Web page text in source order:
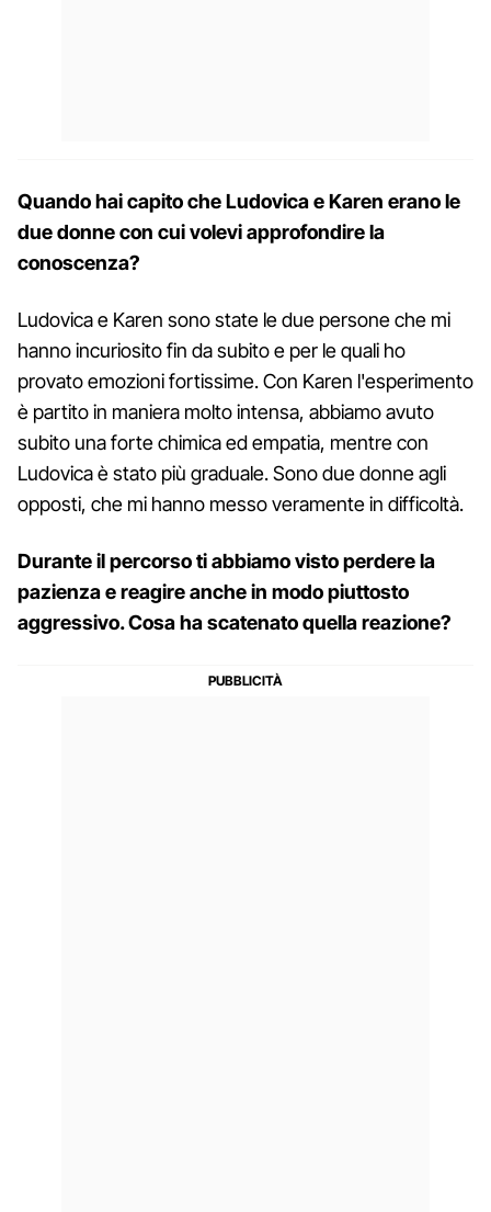
Quando hai capito che Ludovica e Karen erano le
due donne con cui volevi approfondire la
conoscenza?
Ludovica e Karen sono state le due persone che mi
hanno incuriosito fin da subito e per le quali ho
provato emozioni fortissime. Con Karen l'esperimento
è partito in maniera molto intensa, abbiamo avuto
subito una forte chimica ed empatia, mentre con
Ludovica è stato più graduale. Sono due donne agli
opposti, che mi hanno messo veramente in difficoltà.
Durante il percorso ti abbiamo visto perdere la
pazienza e reagire anche in modo piuttosto
aggressivo. Cosa ha scatenato quella reazione?